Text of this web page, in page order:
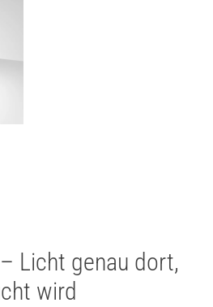
Licht genau dort,
wird